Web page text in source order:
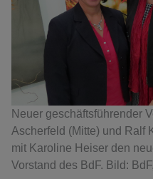
Neuer geschäftsführender
Ascherfeld (Mitte) und Ralf
mit Karoline Heiser den
Vorstand des BdF. Bild: